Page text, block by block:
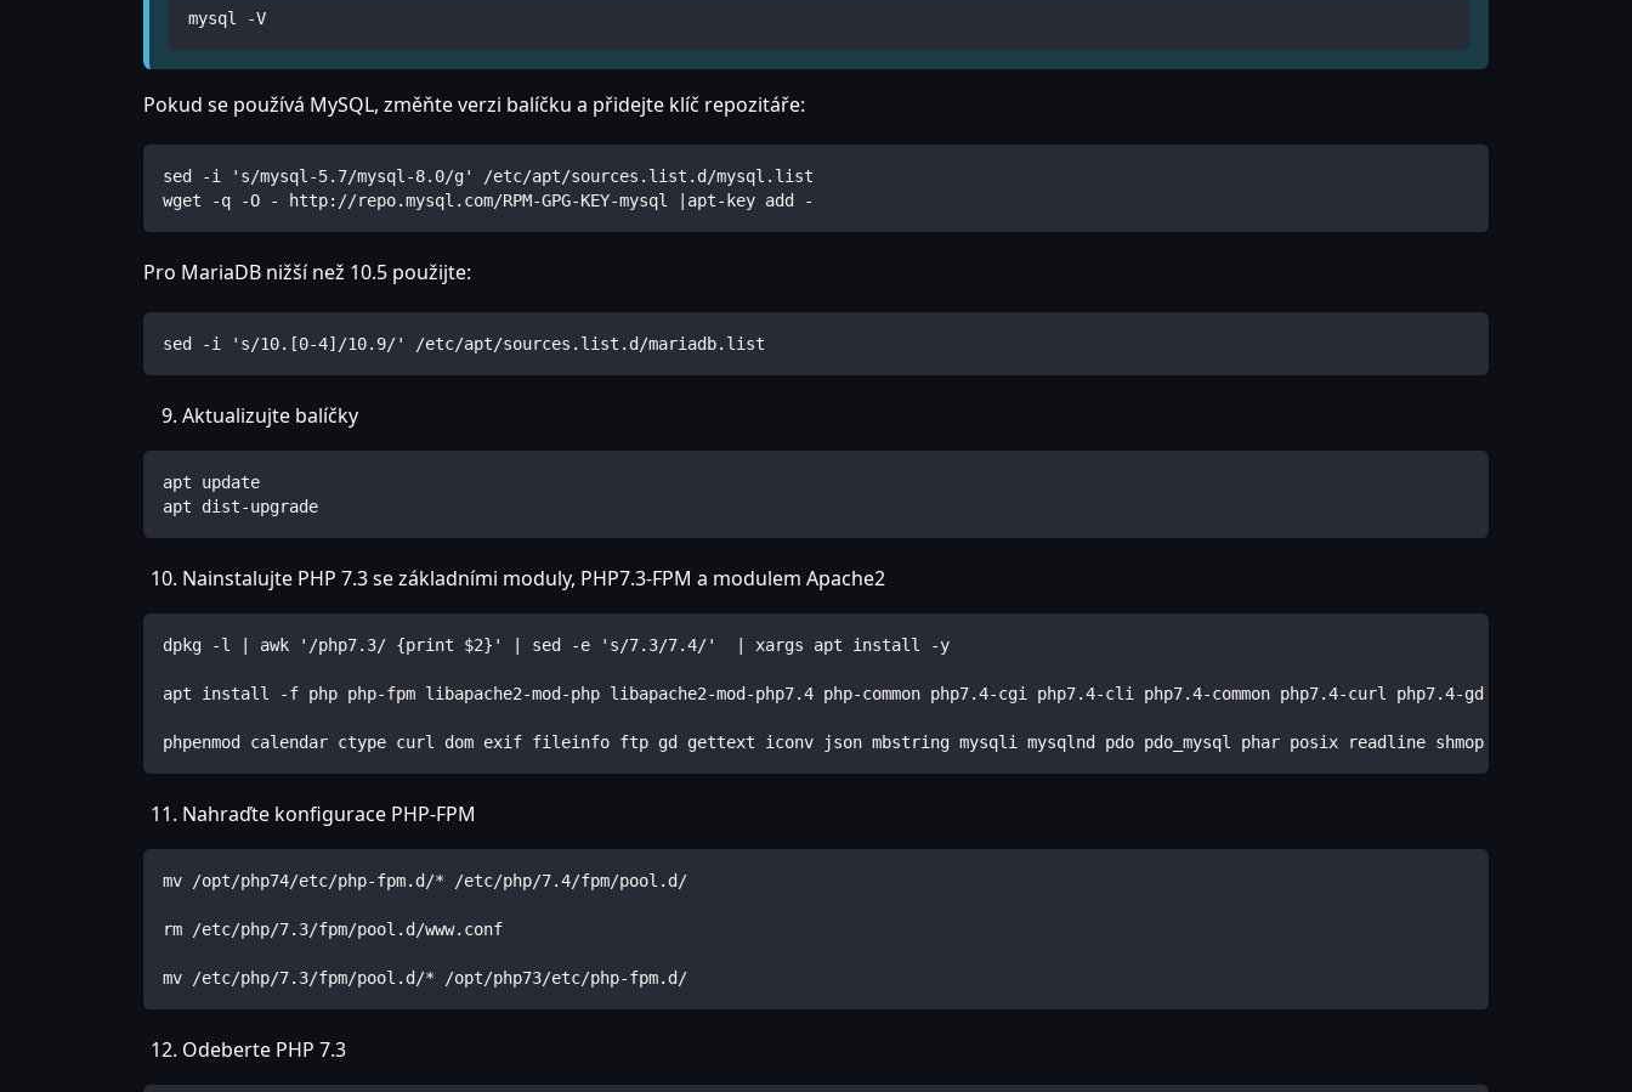
mysql -V
Pokud se používá MySQL, změňte verzi balíčku a přidejte klíč repozitáře:
sed -i 's/mysql-5.7/mysql-8.0/g' /etc/apt/sources.list.d/mysql.list
wget -q -O - http://repo.mysql.com/RPM-GPG-KEY-mysql |apt-key add -
Pro MariaDB nižší než 10.5 použijte:
sed -i 's/10.[0-4]/10.9/' /etc/apt/sources.list.d/mariadb.list
Aktualizujte balíčky
apt update
apt dist-upgrade
Nainstalujte PHP 7.3 se základními moduly, PHP7.3-FPM a modulem Apache2
dpkg -l | awk '/php7.3/ {print $2}' | sed -e 's/7.3/7.4/'  | xargs apt install -y
apt install -f php php-fpm libapache2-mod-php libapache2-mod-php7.4 php-common php7.4-cgi php7.4-cli php7.4-common php7.4-curl php7.4-gd php7.4-json
phpenmod calendar ctype curl dom exif fileinfo ftp gd gettext iconv json mbstring mysqli mysqlnd pdo pdo_mysql phar posix readline shmop simplexml
Nahraďte konfigurace PHP-FPM
mv /opt/php74/etc/php-fpm.d/* /etc/php/7.4/fpm/pool.d/
rm /etc/php/7.3/fpm/pool.d/www.conf
mv /etc/php/7.3/fpm/pool.d/* /opt/php73/etc/php-fpm.d/
Odeberte PHP 7.3